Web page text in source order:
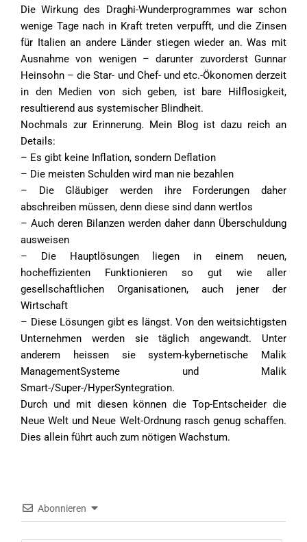
Die Wirkung des Draghi-Wunderprogrammes war schon
wenige Tage nach in Kraft treten verpufft, und die Zinsen
für Italien an andere Länder stiegen wieder an. Was mit
Ausnahme von wenigen – darunter zuvorderst Gunnar
Heinsohn – die Star- und Chef- und etc.-Ökonomen derzeit
in den Medien von sich geben, ist bare Hilflosigkeit,
resultierend aus systemischer Blindheit.
Nochmals zur Erinnerung. Mein Blog ist dazu reich an
Details:
– Es gibt keine Inflation, sondern Deflation
– Die meisten Schulden wird man nie bezahlen
– Die Gläubiger werden ihre Forderungen daher
abschreiben müssen, denn diese sind dann wertlos
– Auch deren Bilanzen werden daher dann Überschuldung
ausweisen
– Die Hauptlösungen liegen in einem neuen,
hocheffizienten Funktionieren so gut wie aller
gesellschaftlichen Organisationen, auch jener der
Wirtschaft
– Diese Lösungen gibt es längst. Von den weitsichtigsten
Unternehmen werden sie täglich angewandt. Unter
anderem heissen sie system-kybernetische Malik
ManagementSysteme und Malik
Smart-/Super-/HyperSyntegration.
Durch und mit diesen können die Top-Entscheider die
Neue Welt und Neue Welt-Ordnung rasch genug schaffen.
Dies allein führt auch zum nötigen Wachstum.
Abonnieren